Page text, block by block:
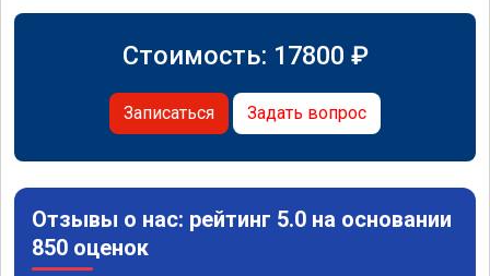
Стоимость: 17800 ₽
Записаться Задать вопрос
Отзывы о нас: рейтинг 5.0 на основании
850 оценок